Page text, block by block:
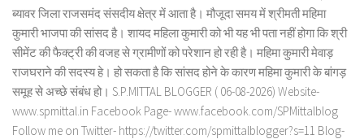
ब्यावर जिला राजसमंद संसदीय क्षेत्र में आता है। मौजूदा समय में श्रीमती महिमा
कुमारी भाजपा की सांसद है। शायद महिला कुमारी को भी यह भी पता नहीं होगा कि श्री
सीमेंट की फैक्ट्री की वजह से ग्रामीणों को परेशान हो रही है। महिमा कुमारी मेवाड़
राजघराने की सदस्य हे। हो सकता है कि सांसद होने के कारण महिमा कुमारी के बांगड़
समूह से अच्छे संबंध हो। S.P.MITTAL BLOGGER ( 06-08-2026) Website-
www.spmittal.in Facebook Page- www.facebook.com/SPMittalblog
Follow me on Twitter- https://twitter.com/spmittalblogger?s=11 Blog-